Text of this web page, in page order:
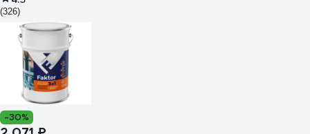
(326)
-30%